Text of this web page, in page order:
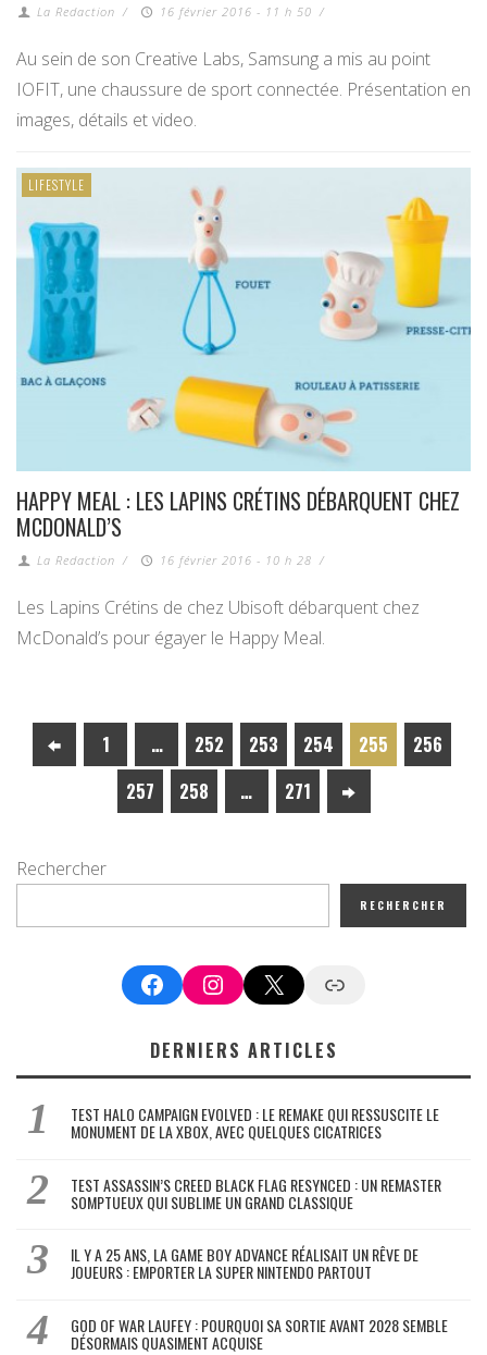
La Redaction / 16 février 2016 - 11 h 50 /
Au sein de son Creative Labs, Samsung a mis au point
IOFIT, une chaussure de sport connectée. Présentation en
images, détails et video.
LIFESTYLE
HAPPY MEAL : LES LAPINS CRÉTINS DÉBARQUENT CHEZ
MCDONALD’S
La Redaction / 16 février 2016 - 10 h 28 /
Les Lapins Crétins de chez Ubisoft débarquent chez
McDonald’s pour égayer le Happy Meal.
1 … 252 253 254 255
256
257
258 … 271
Rechercher
RECHERCHER
FacebookInstagram
X Google News
DERNIERS ARTICLES
TEST HALO CAMPAIGN EVOLVED : LE REMAKE QUI RESSUSCITE LE
MONUMENT DE LA XBOX, AVEC QUELQUES CICATRICES
TEST ASSASSIN’S CREED BLACK FLAG RESYNCED : UN REMASTER
SOMPTUEUX QUI SUBLIME UN GRAND CLASSIQUE
IL Y A 25 ANS, LA GAME BOY ADVANCE RÉALISAIT UN RÊVE DE
JOUEURS : EMPORTER LA SUPER NINTENDO PARTOUT
GOD OF WAR LAUFEY : POURQUOI SA SORTIE AVANT 2028 SEMBLE
DÉSORMAIS QUASIMENT ACQUISE